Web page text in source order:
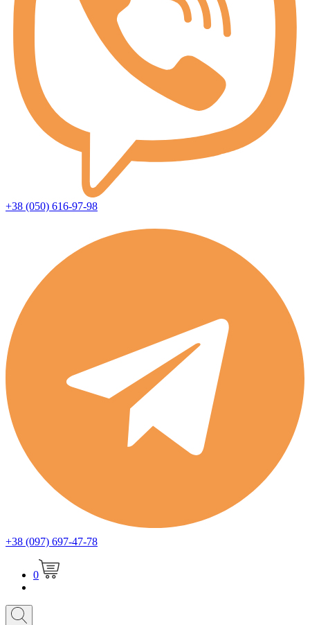
+38 (050) 616-97-98
+38 (097) 697-47-78
0